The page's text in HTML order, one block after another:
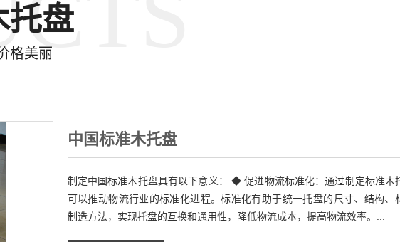
托盘
格美丽
中国标准木托盘
制定中国标准木托盘具有以下意义： ◆ 促进物流标准化：通过制定标准木
可以推动物流行业的标准化进程。标准化有助于统一托盘的尺寸、结构、
制造方法，实现托盘的互换和通用性，降低物流成本，提高物流效率。...